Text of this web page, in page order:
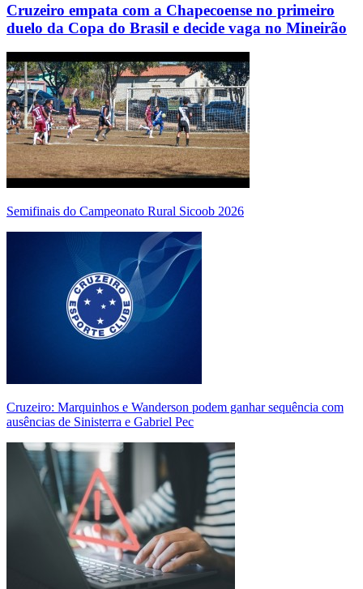
Cruzeiro empata com a Chapecoense no primeiro
duelo da Copa do Brasil e decide vaga no Mineirão
Semifinais do Campeonato Rural Sicoob 2026
Cruzeiro: Marquinhos e Wanderson podem ganhar sequência com
ausências de Sinisterra e Gabriel Pec